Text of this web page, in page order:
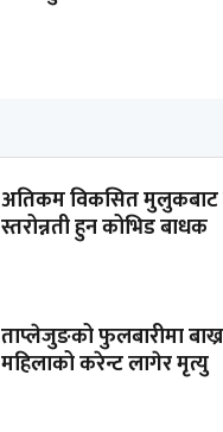
अतिकम विकसित मुलुकबाट
स्तरोन्नती हुन कोभिड बाधक
ताप्लेजुङको फुलबारीमा
महिलाको करेन्ट लागेर मृत्यु